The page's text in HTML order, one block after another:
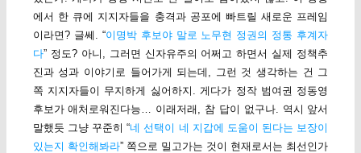
에서 한 큐에 지지자들을 충격과 공포에 빠트릴 새로운 프레임
이라면? 글쎄. “이명박 후보야 말로 노무현 정권의 정통 후계자
다” 정도? 아니, 그러면 신자유주의 어쩌고 하면서 실제 정책추
진과 성과 이야기로 들어가게 되는데, 그런 것 생각하는 건 그
쪽 지지자들이 무지하게 싫어하지. 게다가 정작 범여권 정동영
후보가 애처로워진다능… 이래저래, 참 답이 없구나. 역시 앞서
말했듯 그냥 꾸준히 “네 선택이 네 지갑에 도움이 된다는 보장이
있는지 확인해봐라” 쪽으로 밀고가는 것이 현재로서는 최선인가